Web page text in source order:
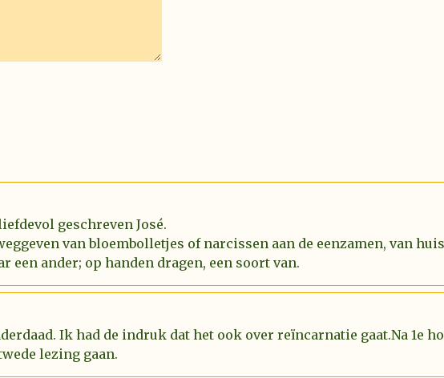
geschreven José.
van bloembolletjes of narcissen aan de eenzamen, van
een ander; op handen dragen, een soort van.
Ik had de indruk dat het ook over reïncarnatie gaat.Na 1e
lezing gaan.